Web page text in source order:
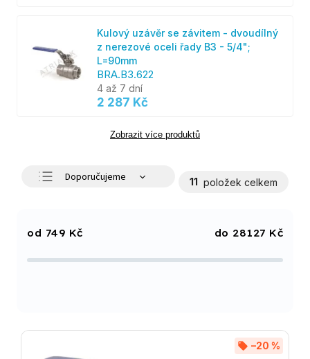
Kulový uzávěr se závitem - dvoudílný
z nerezové oceli řady B3 - 5/4";
L=90mm
BRA.B3.622
4 až 7 dní
2 287 Kč
Zobrazit více produktů
Doporučujeme
Abecedně
11 položek celkem
749 Kč 28127 Kč
–20 %